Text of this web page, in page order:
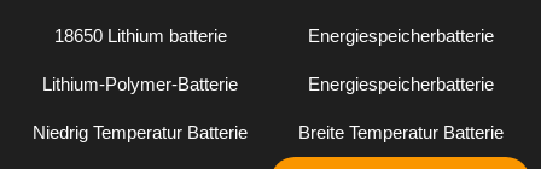
18650 Lithium batterie Energiespeicherbatterie
Lithium-Polymer-Batterie Energiespeicherbatterie
Niedrig Temperatur Batterie Breite Temperatur Batterie